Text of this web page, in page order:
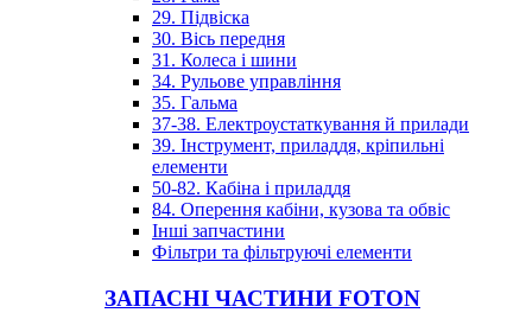
29. Підвіска
30. Вісь передня
31. Колеса і шини
34. Рульове управління
35. Гальма
37-38. Електроустаткування й прилади
39. Інструмент, приладдя, кріпильні
елементи
50-82. Кабіна і приладдя
84. Оперення кабіни, кузова та обвіс
Інші запчастини
Фільтри та фільтруючі елементи
ЗАПАСНІ ЧАСТИНИ FOTON